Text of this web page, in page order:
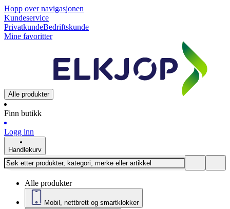
Hopp over navigasjonen
Kundeservice
PrivatkundeBedriftskunde
Mine favoritter
Alle produkter
Finn butikk
Logg inn
Handlekurv
Alle produkter
Mobil, nettbrett og smartklokker